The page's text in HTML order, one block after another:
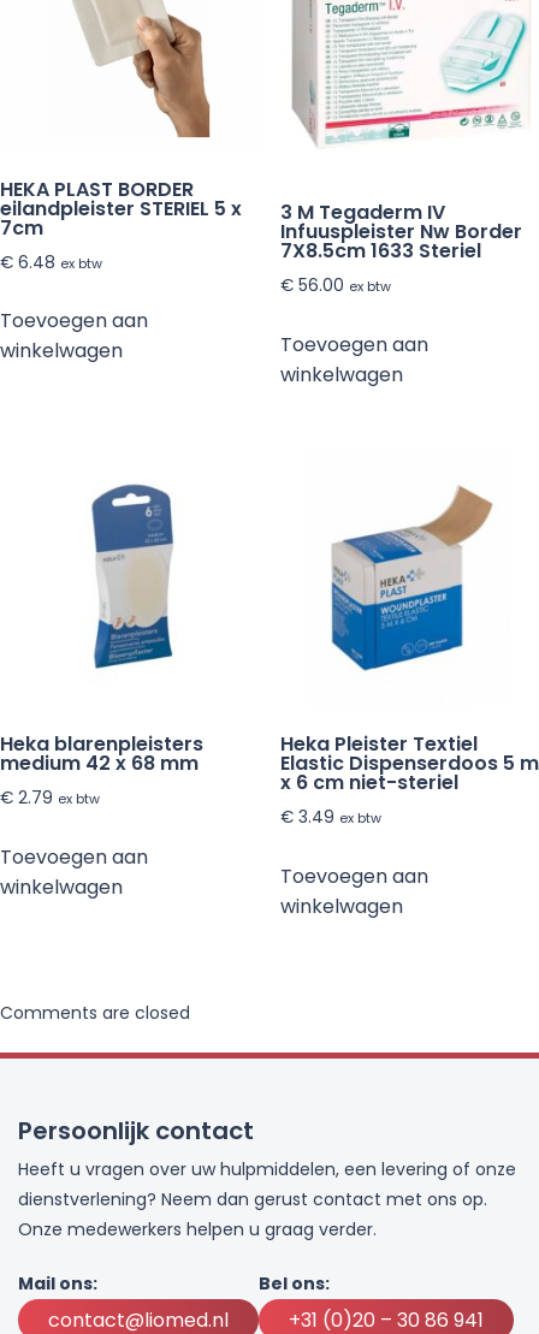
aantal
HEKA PLAST BORDER
eilandpleister STERIEL 5 x
7cm
€ 6.48 ex btw
Toevoegen aan
winkelwagen
3 M Tegaderm IV
Infuuspleister Nw Border
7X8.5cm 1633 Steriel
€56.00 ex btw
Toevoegen aan
winkelwagen
Heka blarenpleisters
medium 42 x 68 mm
€ 2.79 ex btw
Toevoegen aan
winkelwagen
Heka Pleister Textiel
Elastic Dispenserdoos 5 m
x 6 cm niet-steriel
€3.49 ex btw
Toevoegen aan
winkelwagen
Comments are closed
Persoonlijk contact
Heeft u vragen over uw hulpmiddelen, een levering of onze
dienstverlening? Neem dan gerust contact met ons op.
Onze medewerkers helpen u graag verder.
Mail ons:
contact@liomed.nl
Bel ons:
+31 (0)20 – 30 86 941